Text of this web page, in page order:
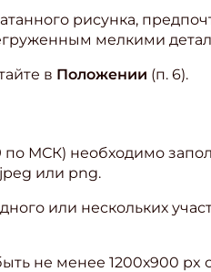
рисунка,
мелкими
в Положении (п. 6).
по МСК) необходимо
или png.
или нескольких
не менее 1200х900 px